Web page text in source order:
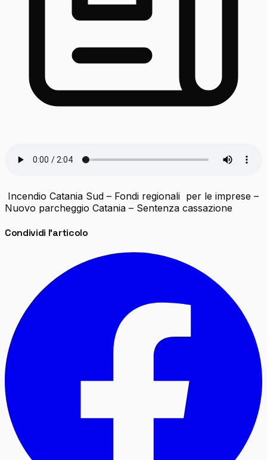
Incendio Catania Sud – Fondi regionali per le imprese –
Nuovo parcheggio Catania – Sentenza cassazione
Condividi l'articolo